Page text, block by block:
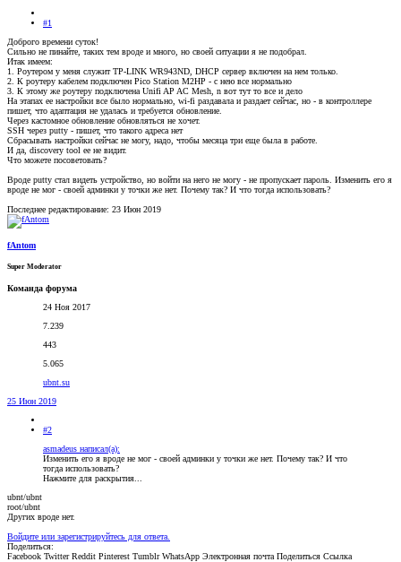
#1
Доброго времени суток!
Сильно не пинайте, таких тем вроде и много, но своей ситуации я не подобрал.
Итак имеем:
1. Роутером у меня служит TP-LINK WR943ND, DHCP сервер включен на нем только.
2. К роутеру кабелем подключен Pico Station M2HP - с нею все нормально
3. К этому же роутеру подключена Unifi AP AC Mesh, n вот тут то все и дело
На этапах ее настройки все было нормально, wi-fi раздавала и раздает сейчас, но - в контроллере
пишет, что адаптация не удалась и требуется обновление.
Через кастомное обновление обновляться не хочет.
SSH через putty - пишет, что такого адреса нет
Сбрасывать настройки сейчас не могу, надо, чтобы месяца три еще была в работе.
И да, discovery tool ее не видит.
Что можете посоветовать?
Вроде putty стал видеть устройство, но войти на него не могу - не пропускает пароль. Изменить его я
вроде не мог - своей админки у точки же нет. Почему так? И что тогда использовать?
Последнее редактирование: 23 Июн 2019
fAntom
Super Moderator
Команда форума
24 Ноя 2017
7.239
443
5.065
ubnt.su
25 Июн 2019
#2
asmadeus написал(а):
Изменить его я вроде не мог - своей админки у точки же нет. Почему так? И что
тогда использовать?
Нажмите для раскрытия...
ubnt/ubnt
root/ubnt
Других вроде нет.
Войдите или зарегистрируйтесь для ответа.
Поделиться:
Facebook Twitter Reddit Pinterest Tumblr WhatsApp Электронная почта Поделиться Ссылка